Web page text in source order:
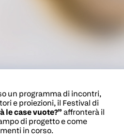
un programma di incontri,
e proiezioni, il Festival di
le case vuote?” affronterà il
di progetto e come
in corso.